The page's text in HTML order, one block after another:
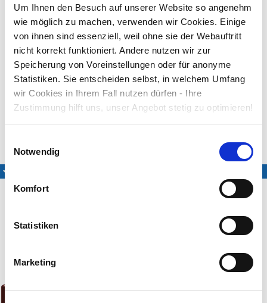
Um Ihnen den Besuch auf unserer Website so angenehm
wie möglich zu machen, verwenden wir Cookies. Einige
von ihnen sind essenziell, weil ohne sie der Webauftritt
nicht korrekt funktioniert. Andere nutzen wir zur
Speicherung von Voreinstellungen oder für anonyme
Statistiken. Sie entscheiden selbst, in welchem Umfang
wir Cookies in Ihrem Fall nutzen dürfen - Ihre
Zustimmung hilft uns, unser Angebot stetig zu optimieren!
Notwendig
Komfort
Statistiken
Marketing
Je eno dete rojeno (Slowenien)
Je eno dete rojeno, aj rojeno, notri v mestu Betlehem.
V enej priprostej štalici, aj štalici, v enih oslovih jaslicah.
Spoznal ga je oslič, volek, da je to dete pravi Bog, da je to
dete pravi Bog.
Ki je stvaril zemljo nebo, človeku dal dušo, telo.
Za rojstvo mi zahvalimo, rožo Devico Marijo.
Text: aus Slowenien
Medien
Noten & CDs